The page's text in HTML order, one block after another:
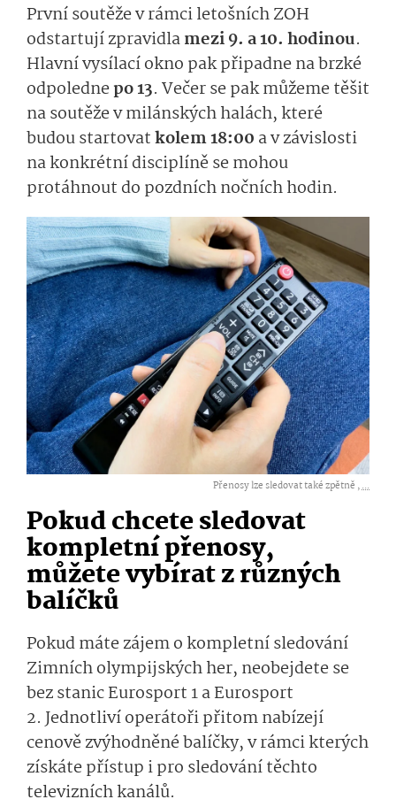
První soutěže v rámci letošních ZOH
odstartují zpravidlamezi 9. a 10. hodinou.
Hlavní vysílací okno pak připadne na brzké
odpolednepo 13. Večer se pak můžeme těšit
na soutěže v milánských halách, které
budou startovatkolem 18:00 a v závislosti
na konkrétní disciplíně se mohou
protáhnout do pozdních nočních hodin.
Přenosy lze sledovat také zpětně ,...
Pokud chcete sledovat
kompletní přenosy,
můžete vybírat z různých
balíčků
Pokud máte zájem o kompletní sledování
Zimních olympijských her, neobejdete se
bez stanic Eurosport 1 a Eurosport
2. Jednotliví operátoři přitom nabízejí
cenově zvýhodněné balíčky, v rámci kterých
získáte přístup i pro sledování těchto
televizních kanálů.